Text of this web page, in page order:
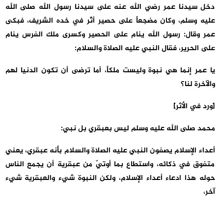
دخل سيدنا عمر رضي الله عنه على سيدنا رسول الله صلى الله
عليه وسلم، وكان مضجعاً على حصير أثّر في خده الشريف، فبكى
عمر وقال: رسول الله ينام على الحصير وكسرى ملك الفرس ينام
على الحرير، فقال النبي عليه الصلاة والسلام:
يا عمر إنما هي نبوة وليست ملكاً، أما ترضى أن تكون الدنيا لهم
والآخرة لنا؟
[ورد في الأثر]
محمد صلى الله عليه وسلم ليس بعبقري بل نبي:
أعداء الإسلام يصفون النبي عليه الصلاة والسلام بأنه عبقري، يعني
متفوق في ذكائه، واستطاع بما أوتيّ من عبقرية أن يجمع الناس
حوله هذا ادعاء أعداء الإسلام، ولكن النبوة شيء والعبقرية شيء
آخر،